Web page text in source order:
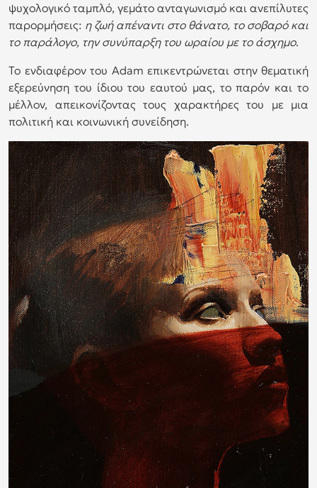
ψυχολογικό ταμπλό, γεμάτο ανταγωνισμό και ανεπίλυτες
παρορμήσεις: η ζωή απέναντι στο θάνατο, το σοβαρό και
το παράλογο, την συνύπαρξη του ωραίου με το άσχημο.
Το ενδιαφέρον του Adam επικεντρώνεται στην θεματική
εξερεύνηση του ίδιου του εαυτού μας, το παρόν και το
μέλλον, απεικονίζοντας τους χαρακτήρες του με μια
πολιτική και κοινωνική συνείδηση.